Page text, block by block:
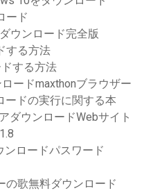
ード
ウンロード完全版
する方法
する方法
ードmaxthonブラウザー
ードの実行に関する本
ダウンロードWebサイト
ンロードパスワード
の歌無料ダウンロード